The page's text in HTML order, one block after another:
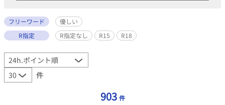
フリーワード
優しい
R指定
R指定なし R15 R18
件
903 件